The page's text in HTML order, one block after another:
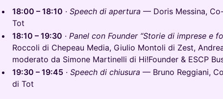
18:00 – 18:10 · Speech di apertura — Doris Messina,
Tot
18:10 – 19:30 · Panel con Founder “Storie di imprese e
Roccoli di Chepeau Media, Giulio Montoli di Zest,
moderato da Simone Martinelli di Hi!Founder & ESCP
19:30 – 19:45 · Speech di chiusura — Bruno Reggiani,
di Tot